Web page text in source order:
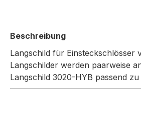
Beschreibung
Langschild für Einsteckschlösser
Langschilder werden paarweise
Langschild 3020-HYB passend